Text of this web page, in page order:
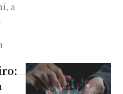
a